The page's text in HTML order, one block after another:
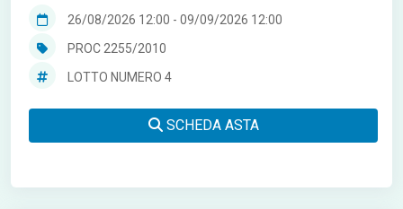
bracciale e collana
26/08/2026 12:00 - 09/09/2026 12:00
PROC 2255/2010
LOTTO NUMERO 4
SCHEDA ASTA